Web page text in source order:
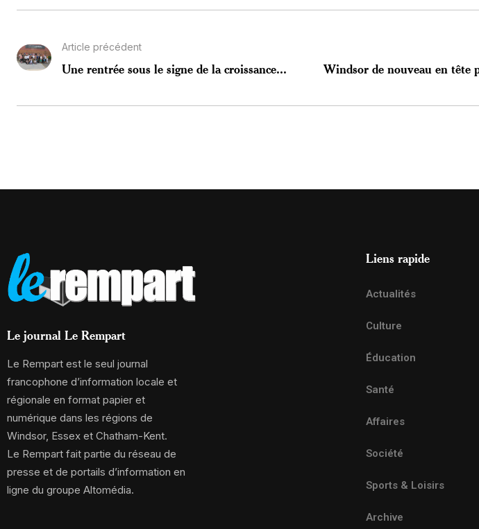
Article précédent
Une rentrée sous le signe de la croissance... Windsor de nouveau en tête
Le journal Le Rempart
Le Rempart est le seul journal
francophone d’information locale et
régionale en format papier et
numérique dans les régions de
Windsor, Essex et Chatham-Kent.
Le Rempart fait partie du réseau de
presse et de portails d’information en
ligne du groupe Altomédia.
Liens rapide
Actualités
Culture
Éducation
Santé
Affaires
Société
Sports & Loisirs
Archive